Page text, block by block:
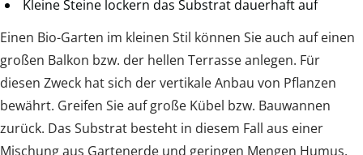
Kleine Steine lockern das Substrat dauerhaft auf
Einen Bio-Garten im kleinen Stil können Sie auch auf einen
großen Balkon bzw. der hellen Terrasse anlegen. Für
diesen Zweck hat sich der vertikale Anbau von Pflanzen
bewährt. Greifen Sie auf große Kübel bzw. Bauwannen
zurück. Das Substrat besteht in diesem Fall aus einer
Mischung aus Gartenerde und geringen Mengen Humus.